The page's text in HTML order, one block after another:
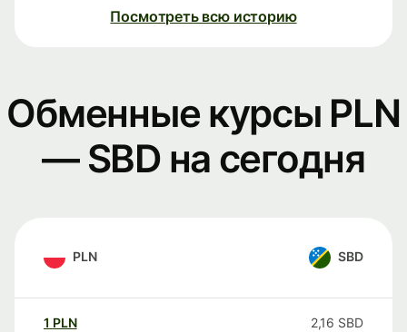
Посмотреть всю историю
Обменные курсы PLN
— SBD на сегодня
PLN SBD
1 PLN 2,16 SBD